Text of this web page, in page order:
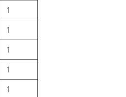
1
1
1
1
1